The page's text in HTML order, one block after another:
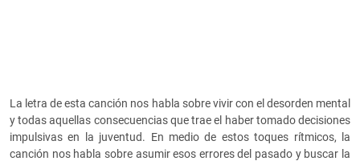
La letra de esta canción nos habla sobre vivir con el desorden mental
y todas aquellas consecuencias que trae el haber tomado decisiones
impulsivas en la juventud. En medio de estos toques rítmicos, la
canción nos habla sobre asumir esos errores del pasado y buscar la